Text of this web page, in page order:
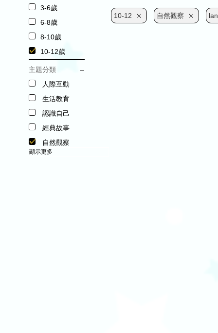
3-6歲
6-8歲
8-10歲
10-12歲
主題分類
人際互動
生活教育
認識自己
經典故事
自然觀察
顯示更多
10-12 自然觀察